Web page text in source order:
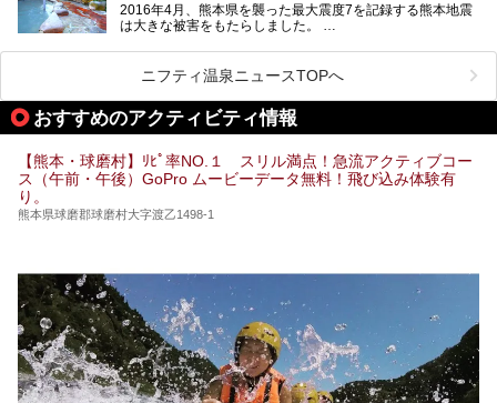
出すスーパー銭湯が豊富です。なかでも注目のスーパー銭湯
をピックアップしました。
2016年4月、熊本県を襲った最大震度7を記録する熊本地震
は大きな被害をもたらしました。
阿蘇山麓の南阿蘇村の「地獄温泉 清風荘」、そして「清風
荘」から400mほど離れた「垂玉（たるたま）温泉 山口旅
館」の2軒は、この地震による土砂崩れなどのために、一時
期は孤立状態に。もしかしたらこの時のニュースで、「地獄
温泉」と「垂玉温泉」の名前を知った人もいるかもしれませ
ん。
この2軒は今どうなっているのでしょうか。実は現在は「地
獄温泉 青風荘．」「垂玉温泉 瀧日和」として営業を再開し
します。
ニフティ温泉ニュースTOPへ
おすすめのアクティビティ情報
【熊本・球磨村】ﾘﾋﾟ率NO.１ スリル満点！急流アクティブコー
ス（午前・午後）GoPro ムービーデータ無料！飛び込み体験有
り。
熊本県球磨郡球磨村大字渡乙1498-1